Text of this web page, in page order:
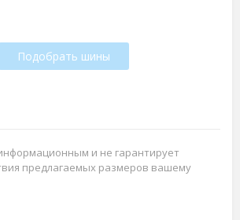
Подобрать шины
и не гарантирует
предлагаемых размеров вашему